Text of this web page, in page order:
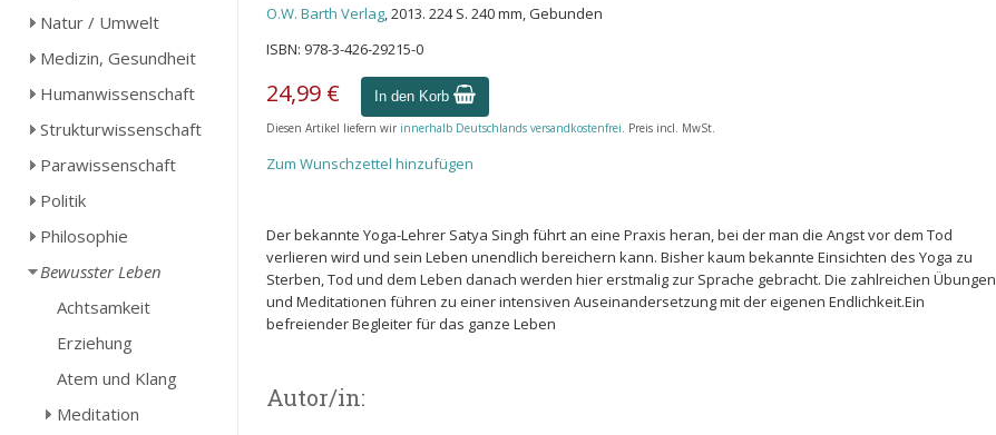
Natur / Umwelt
Medizin, Gesundheit
Humanwissenschaft
Strukturwissenschaft
Parawissenschaft
Politik
Philosophie
Bewusster Leben
Achtsamkeit
Erziehung
Atem und Klang
Meditation
O.W. Barth Verlag, 2013. 224 S. 240 mm, Gebunden
ISBN: 978-3-426-29215-0
24,99 € In den Korb
Diesen Artikel liefern wir innerhalb Deutschlands versandkostenfrei. Preis incl. MwSt.
Zum Wunschzettel hinzufügen
Der bekannte Yoga-Lehrer Satya Singh führt an eine Praxis heran, bei der man die Angst vor dem Tod
verlieren wird und sein Leben unendlich bereichern kann. Bisher kaum bekannte Einsichten des Yoga zu
Sterben, Tod und dem Leben danach werden hier erstmalig zur Sprache gebracht. Die zahlreichen Übungen
und Meditationen führen zu einer intensiven Auseinandersetzung mit der eigenen Endlichkeit.Ein
befreiender Begleiter für das ganze Leben
Autor/in: